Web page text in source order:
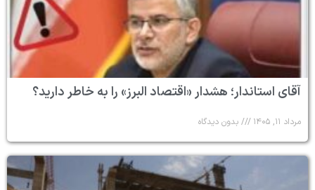
آقای استاندار؛ هشدار «اقتصاد البرز» را به خاطر دارید؟
مرداد ۱۱, ۱۴۰۵ بدون دیدگاه